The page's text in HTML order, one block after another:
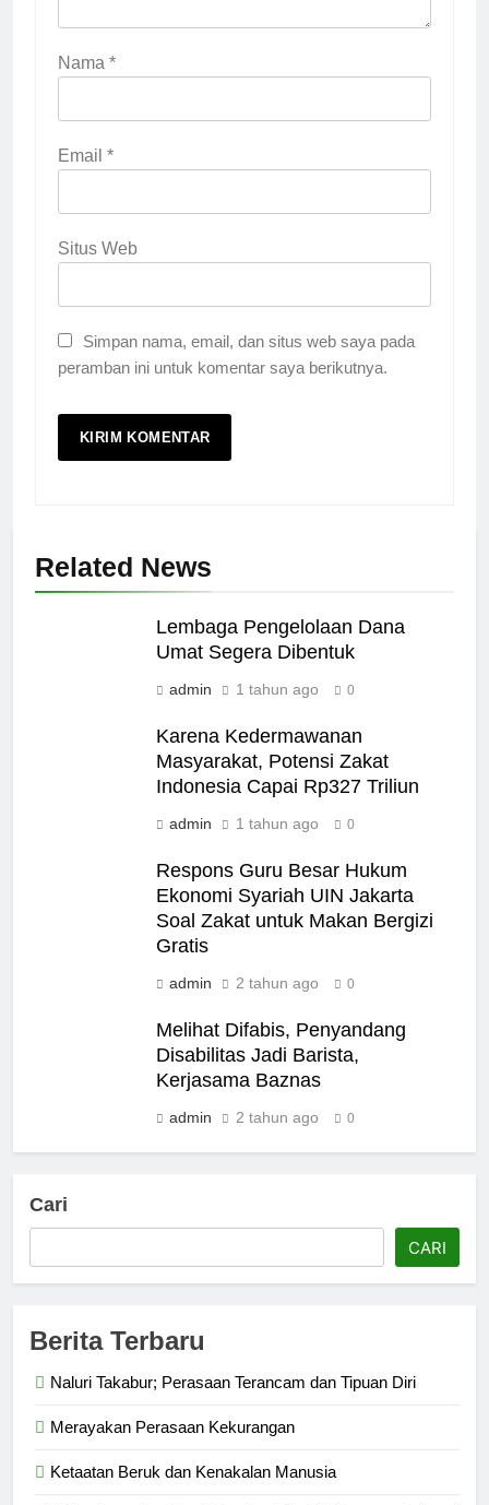
Nama *
Email *
Situs Web
Simpan nama, email, dan situs web saya pada
peramban ini untuk komentar saya berikutnya.
Related News
Lembaga Pengelolaan Dana
Umat Segera Dibentuk
admin 1 tahun ago 0
Karena Kedermawanan
Masyarakat, Potensi Zakat
Indonesia Capai Rp327 Triliun
admin 1 tahun ago 0
Respons Guru Besar Hukum
Ekonomi Syariah UIN Jakarta
Soal Zakat untuk Makan Bergizi
Gratis
admin 2 tahun ago 0
Melihat Difabis, Penyandang
Disabilitas Jadi Barista,
Kerjasama Baznas
admin 2 tahun ago 0
Cari
CARI
Berita Terbaru
Naluri Takabur; Perasaan Terancam dan Tipuan Diri
Merayakan Perasaan Kekurangan
Ketaatan Beruk dan Kenakalan Manusia